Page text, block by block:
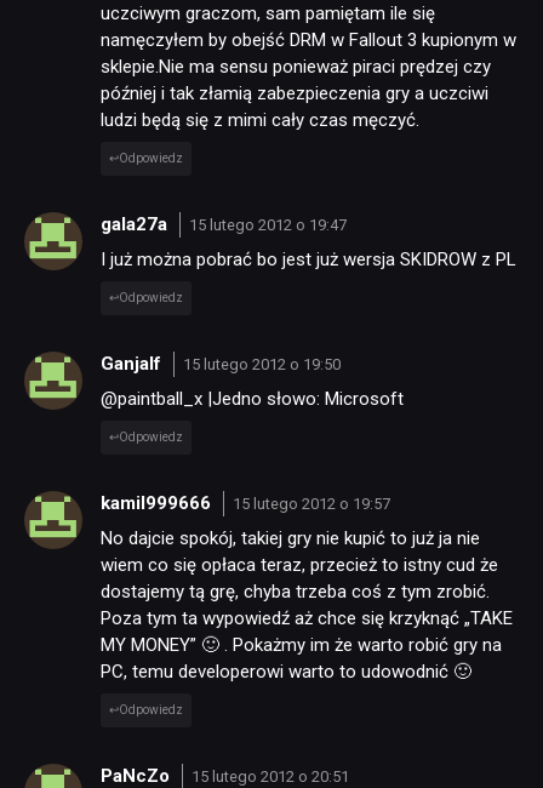
uczciwym graczom, sam pamiętam ile się
namęczyłem by obejść DRM w Fallout 3 kupionym w
sklepie.Nie ma sensu ponieważ piraci prędzej czy
później i tak złamią zabezpieczenia gry a uczciwi
ludzi będą się z mimi cały czas męczyć.
Odpowiedz
gala27a 15 lutego 2012 o 19:47
I już można pobrać bo jest już wersja SKIDROW z PL
Odpowiedz
Ganjalf 15 lutego 2012 o 19:50
@paintball_x |Jedno słowo: Microsoft
Odpowiedz
kamil999666 15 lutego 2012 o 19:57
No dajcie spokój, takiej gry nie kupić to już ja nie
wiem co się opłaca teraz, przecież to istny cud że
dostajemy tą grę, chyba trzeba coś z tym zrobić.
Poza tym ta wypowiedź aż chce się krzyknąć „TAKE
MY MONEY” 🙂 . Pokażmy im że warto robić gry na
PC, temu developerowi warto to udowodnić 🙂
Odpowiedz
PaNcZo 15 lutego 2012 o 20:51